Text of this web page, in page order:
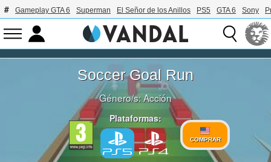
Gameplay GTA 6 Superman El Señor de los Anillos PS5 GTA 6 Sony
Soccer Goal Run
Género/s:Acción
Plataformas:
COMPRAR